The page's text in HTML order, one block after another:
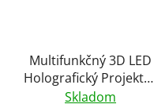
Multifunkčný 3D LED
Holografický Projektor
s Batériou a Vysokým
Skladom